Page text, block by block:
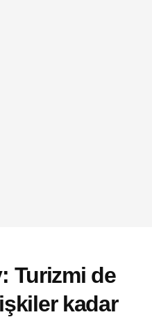
Turizmi de
kadar